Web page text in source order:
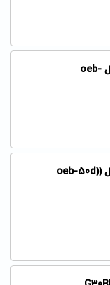
هندزفری بیسیم اورایمو مدل oeb-
هندزفری بیسیم اورایمو مدل (oeb-50d)